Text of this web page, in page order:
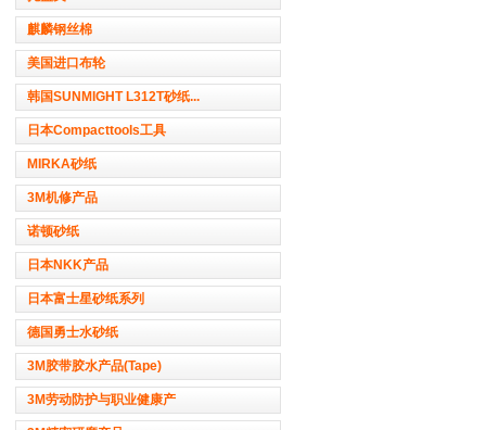
麒麟钢丝棉
美国进口布轮
韩国SUNMIGHT L312T砂纸...
日本Compacttools工具
MIRKA砂纸
3M机修产品
诺顿砂纸
日本NKK产品
日本富士星砂纸系列
德国勇士水砂纸
3M胶带胶水产品(Tape)
3M劳动防护与职业健康产